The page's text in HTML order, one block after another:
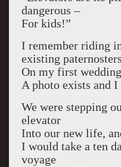
dangerous –
For kids!”
I remember riding
existing
On my first
A photo exists and
We were stepping
elevator
Into our new life,
I would take a ten
voyage